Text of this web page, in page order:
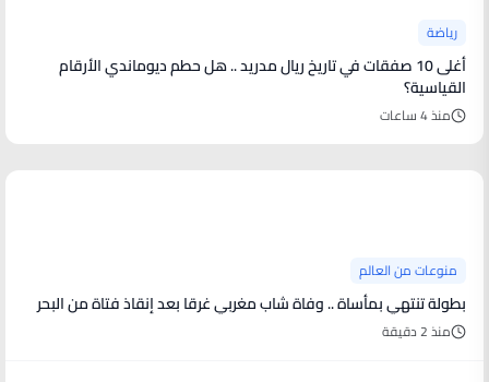
رياضة
أغلى 10 صفقات في تاريخ ريال مدريد .. هل حطم ديوماندي الأرقام
القياسية؟
منذ 4 ساعات
منوعات من العالم
بطولة تنتهي بمأساة .. وفاة شاب مغربي غرقا بعد إنقاذ فتاة من البحر
منذ 2 دقيقة